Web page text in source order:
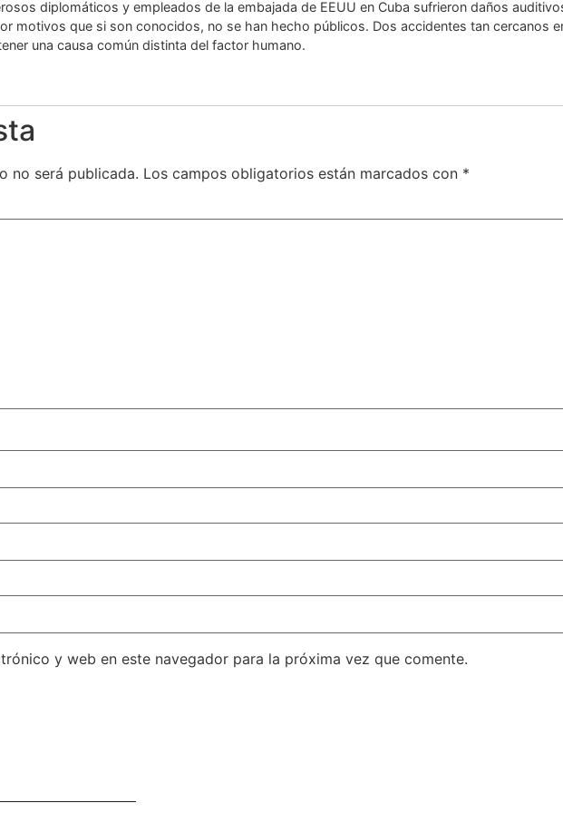
diplomáticos y empleados de la embajada de EEUU en Cuba sufrieron daños
motivos que si son conocidos, no se han hecho públicos. Dos accidentes tan cercanos
una causa común distinta del factor humano.
no será publicada. Los campos obligatorios están marcados con *
y web en este navegador para la próxima vez que comente.